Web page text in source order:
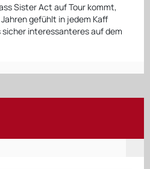
Sister Act auf Tour kommt,
gefühlt in jedem Kaff
interessanteres auf dem